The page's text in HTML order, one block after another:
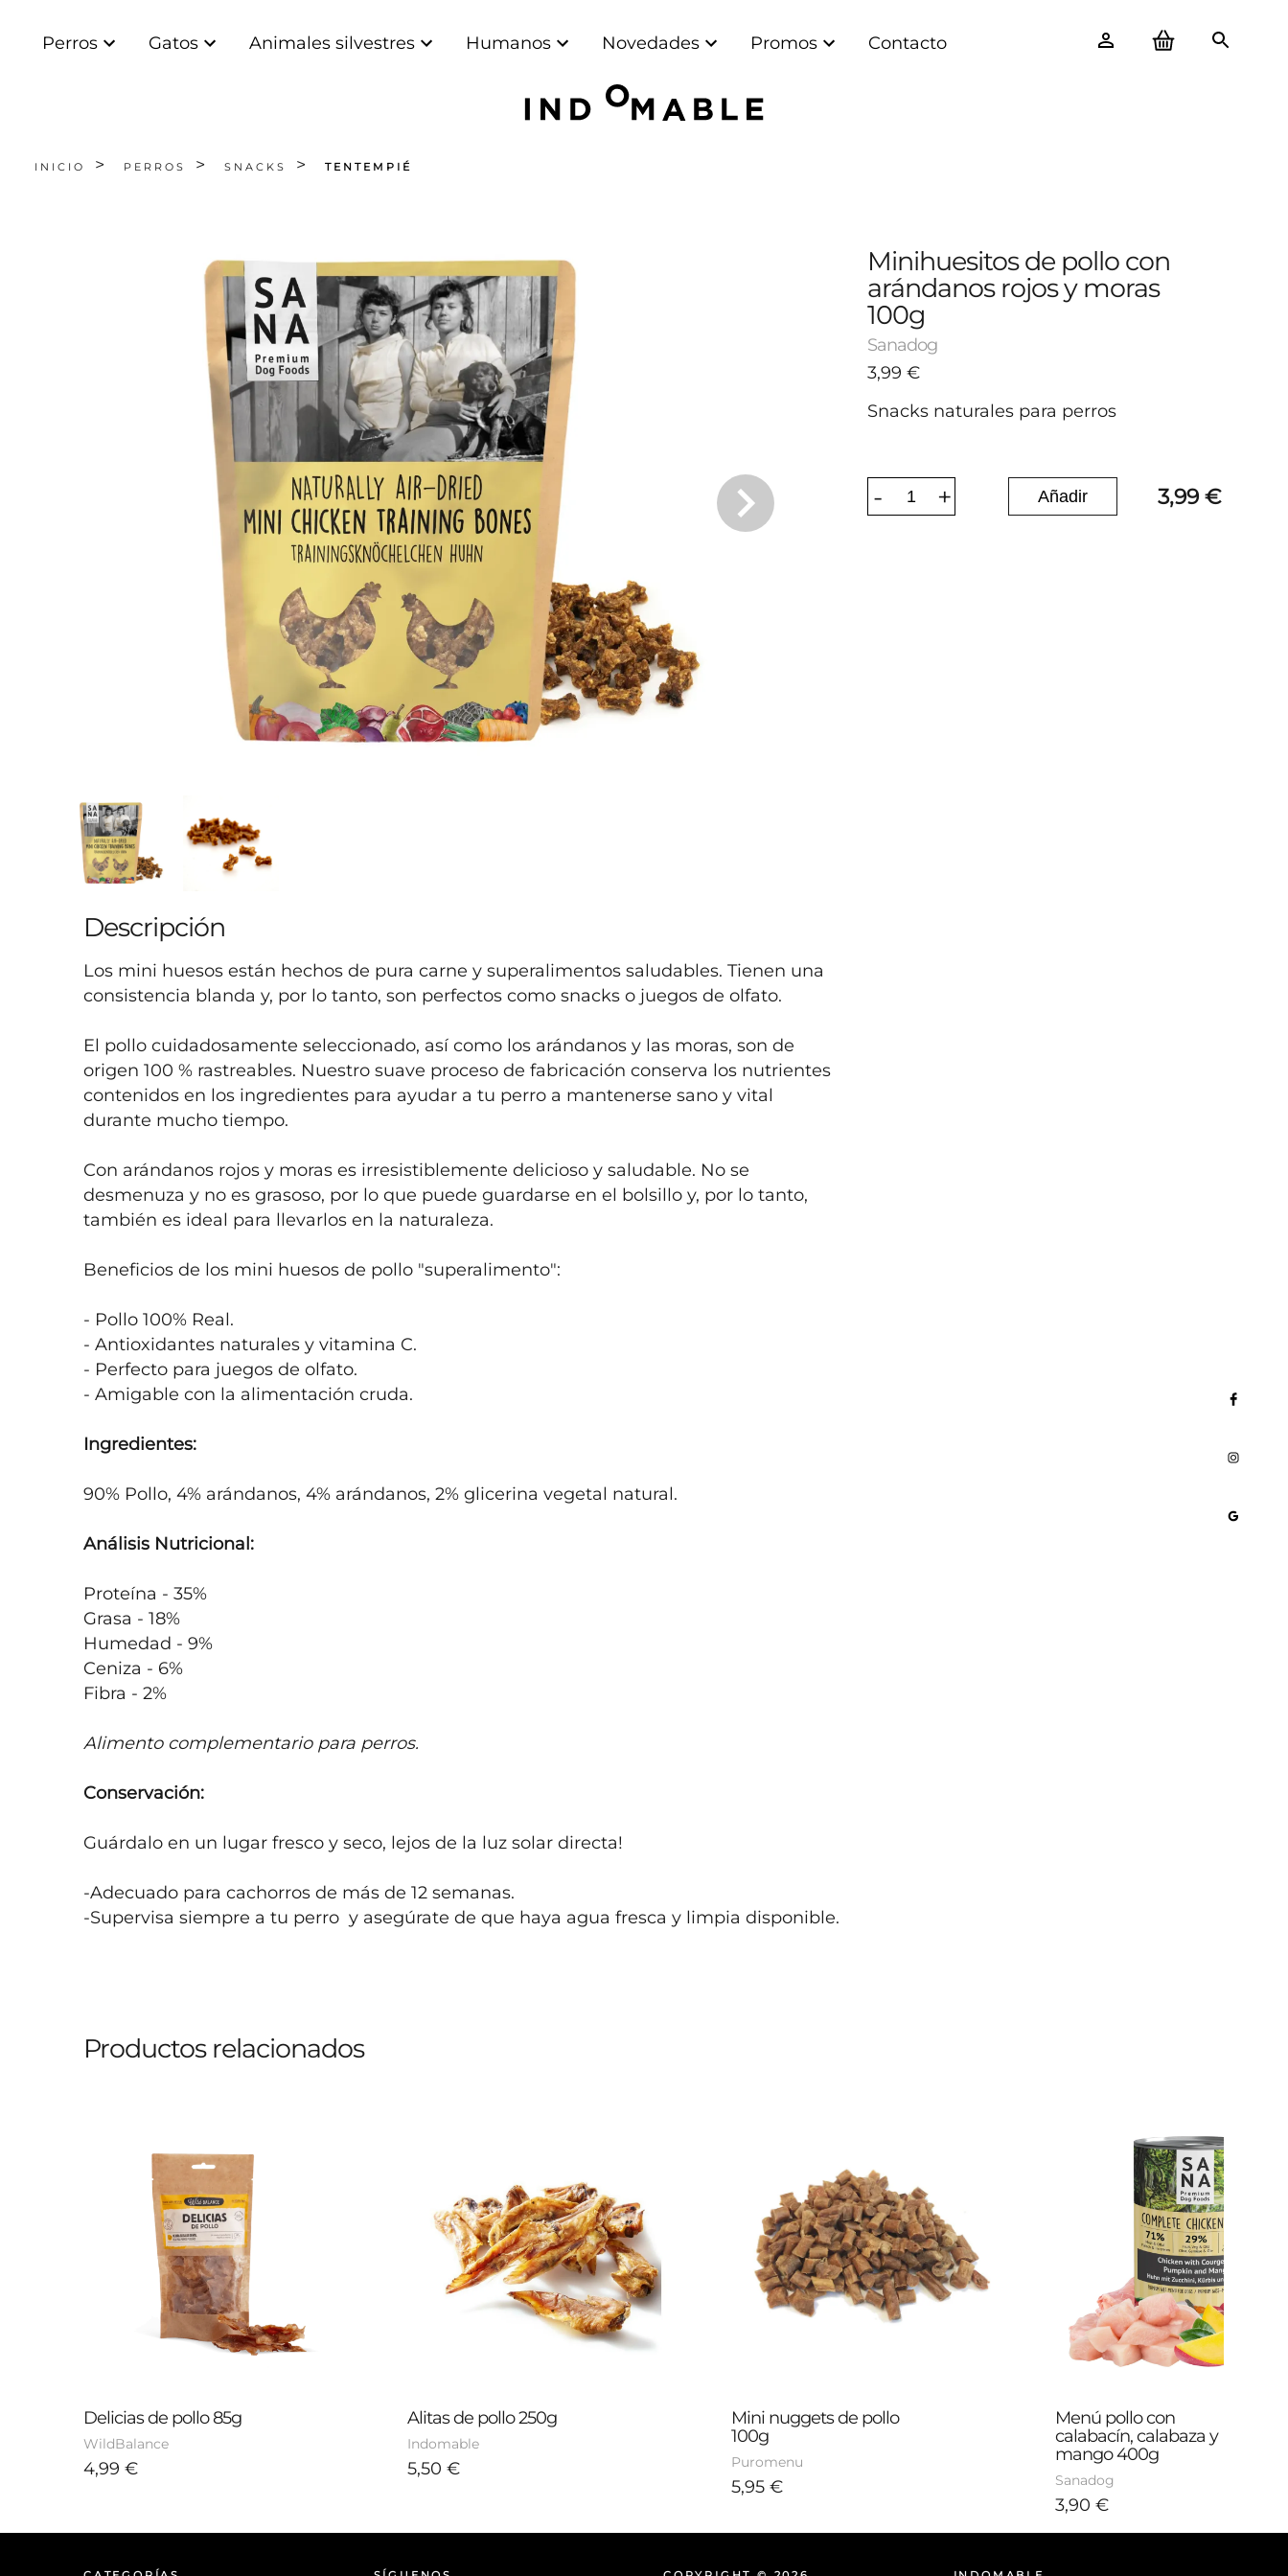
Perros Gatos Animales silvestres Humanos Novedades Promos Contacto
INICIO PERROS SNACKS TENTEMPIÉ
Minihuesitos de pollo con
arándanos rojos y moras
100g
Sanadog
3,99 €
Snacks naturales para perros
- 1 + 3,99 €
Descripción
Los mini huesos están hechos de pura carne y superalimentos saludables. Tienen una
consistencia blanda y, por lo tanto, son perfectos como snacks o juegos de olfato.
El pollo cuidadosamente seleccionado, así como los arándanos y las moras, son de
origen 100 % rastreables. Nuestro suave proceso de fabricación conserva los nutrientes
contenidos en los ingredientes para ayudar a tu perro a mantenerse sano y vital
durante mucho tiempo.
Con arándanos rojos y moras es irresistiblemente delicioso y saludable. No se
desmenuza y no es grasoso, por lo que puede guardarse en el bolsillo y, por lo tanto,
también es ideal para llevarlos en la naturaleza.
Beneficios de los mini huesos de pollo "superalimento":
- Pollo 100% Real.
- Antioxidantes naturales y vitamina C.
- Perfecto para juegos de olfato.
- Amigable con la alimentación cruda.
Ingredientes:
90% Pollo, 4% arándanos, 4% arándanos, 2% glicerina vegetal natural.
Análisis Nutricional:
Proteína - 35%
Grasa - 18%
Humedad - 9%
Ceniza - 6%
Fibra - 2%
Alimento complementario para perros.
Conservación:
Guárdalo en un lugar fresco y seco, lejos de la luz solar directa!
-Adecuado para cachorros de más de 12 semanas.
-Supervisa siempre a tu perro  y asegúrate de que haya agua fresca y limpia disponible.
Productos relacionados
Delicias de pollo 85g
WildBalance
4,99 €
Alitas de pollo 250g
Indomable
5,50 €
Mini nuggets de pollo
100g
Puromenu
5,95 €
Menú pollo con
calabacín, calabaza y
mango 400g
Sanadog
3,90 €